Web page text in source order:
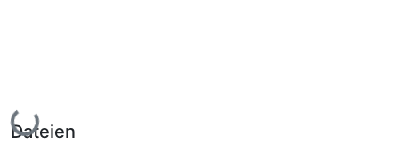
Lade...
Dateien